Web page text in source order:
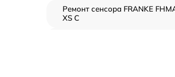
Ремонт сенсора FRANKE
XS C